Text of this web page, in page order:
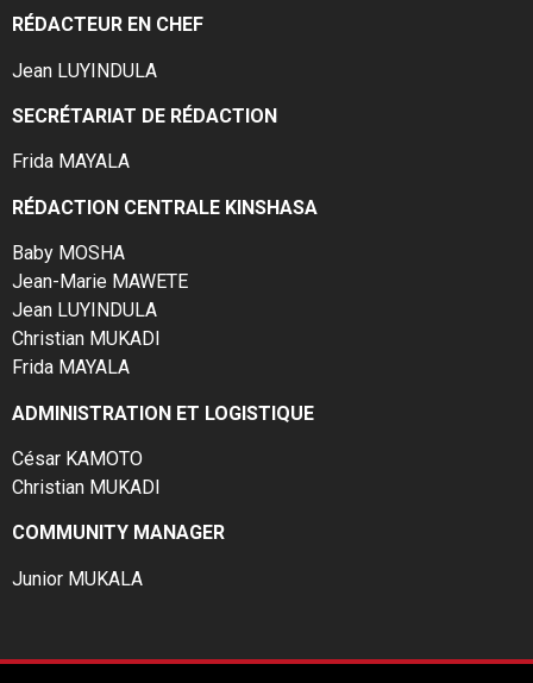
RÉDACTEUR EN CHEF
Jean LUYINDULA
SECRÉTARIAT DE RÉDACTION
Frida MAYALA
RÉDACTION CENTRALE KINSHASA
Baby MOSHA
Jean-Marie MAWETE
Jean LUYINDULA
Christian MUKADI
Frida MAYALA
ADMINISTRATION ET LOGISTIQUE
César KAMOTO
Christian MUKADI
COMMUNITY MANAGER
Junior MUKALA